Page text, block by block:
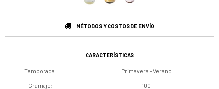
MÉTODOS Y COSTOS DE ENVÍO
CARACTERÍSTICAS
Temporada Primavera - Verano
Gramaje 100